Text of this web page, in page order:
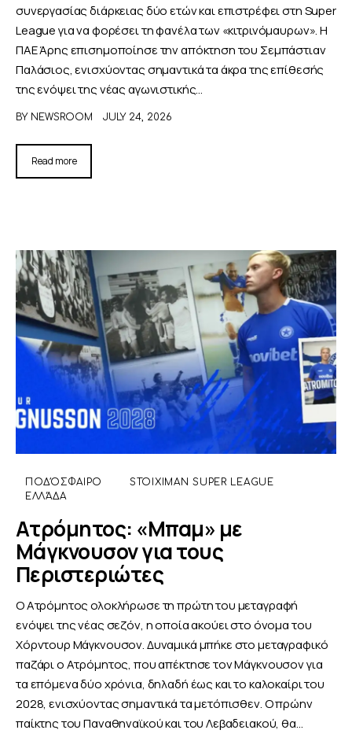
συνεργασίας διάρκειας δύο ετών και επιστρέφει στη Super
League για να φορέσει τη φανέλα των «κιτρινόμαυρων». Η
ΠΑΕ Άρης επισημοποίησε την απόκτηση του Σεμπάστιαν
Παλάσιος, ενισχύοντας σημαντικά τα άκρα της επίθεσής
της ενόψει της νέας αγωνιστικής…
BY NEWSROOM JULY 24, 2026
Read more
ΠΟΔΌΣΦΑΙΡΟ
STOIXIMAN SUPER LEAGUE
ΕΛΛΆΔΑ
Ατρόμητος: «Μπαμ» με
Μάγκνουσον για τους
Περιστεριώτες
Ο Ατρόμητος ολοκλήρωσε τη πρώτη του μεταγραφή
ενόψει της νέας σεζόν, η οποία ακούει στο όνομα του
Χόρντουρ Μάγκνουσον. Δυναμικά μπήκε στο μεταγραφικό
παζάρι ο Ατρόμητος, που απέκτησε τον Μάγκνουσον για
τα επόμενα δύο χρόνια, δηλαδή έως και το καλοκαίρι του
2028, ενισχύοντας σημαντικά τα μετόπισθεν. Ο πρώην
παίκτης του Παναθηναϊκού και του Λεβαδειακού, θα…